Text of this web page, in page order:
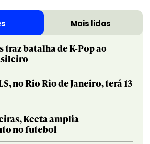
Mais lidas
traz batalha de K-Pop ao
no Rio Rio de Janeiro, terá 13
Keeta amplia
no futebol